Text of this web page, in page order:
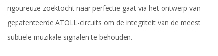
rigoureuze zoektocht naar perfectie gaat via het ontwerp van
gepatenteerde ATOLL-circuits om de integriteit van de meest
subtiele muzikale signalen te behouden.